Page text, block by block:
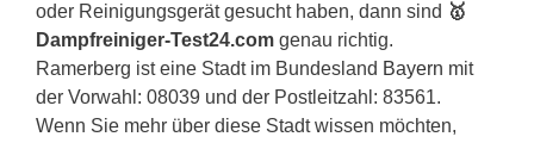
oder Reinigungsgerät gesucht haben, dann sind 🥇
Dampfreiniger-Test24.com genau richtig.
Ramerberg ist eine Stadt im Bundesland Bayern mit
der Vorwahl: 08039 und der Postleitzahl: 83561.
Wenn Sie mehr über diese Stadt wissen möchten,